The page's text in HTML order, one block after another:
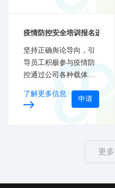
疫情防控安全培训报名进行中
坚持正确舆论导向，引
导员工积极参与疫情防
控通过公司各种载体，
有关疫情防控会议精神
了解更多信息
申请
更